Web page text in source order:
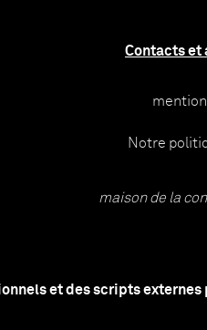
et des scripts
Contacts
Notre
maison de la